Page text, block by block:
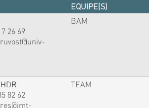
EQUIPE(S)
26 69
BAM
82 62
TEAM